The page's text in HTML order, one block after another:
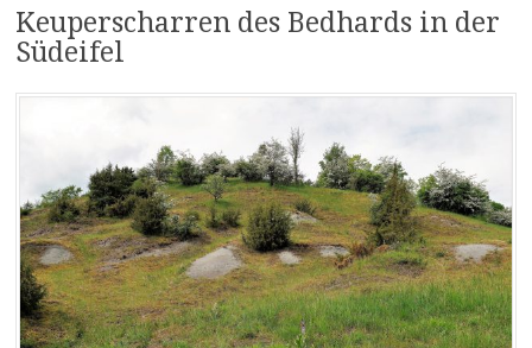
Zum
Inhalt
Keuperscharren des Bedhards in der
Südeifel